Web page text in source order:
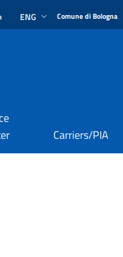
ENG Comune di Bologna
Carriers/PIA